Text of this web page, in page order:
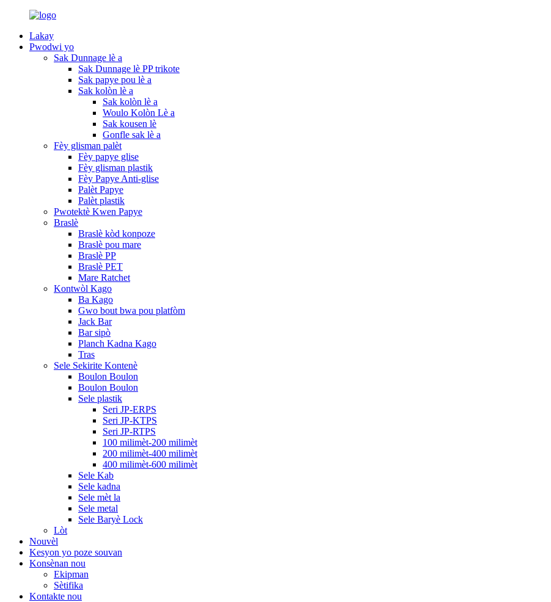
Lakay
Pwodwi yo
Sak Dunnage lè a
Sak Dunnage lè PP trikote
Sak papye pou lè a
Sak kolòn lè a
Sak kolòn lè a
Woulo Kolòn Lè a
Sak kousen lè
Gonfle sak lè a
Fèy glisman palèt
Fèy papye glise
Fèy glisman plastik
Fèy Papye Anti-glise
Palèt Papye
Palèt plastik
Pwotektè Kwen Papye
Braslè
Braslè kòd konpoze
Braslè pou mare
Braslè PP
Braslè PET
Mare Ratchet
Kontwòl Kago
Ba Kago
Gwo bout bwa pou platfòm
Jack Bar
Bar sipò
Planch Kadna Kago
Tras
Sele Sekirite Kontenè
Boulon Boulon
Boulon Boulon
Sele plastik
Seri JP-ERPS
Seri JP-KTPS
Seri JP-RTPS
100 milimèt-200 milimèt
200 milimèt-400 milimèt
400 milimèt-600 milimèt
Sele Kab
Sele kadna
Sele mèt la
Sele metal
Sele Baryè Lock
Lòt
Nouvèl
Kesyon yo poze souvan
Konsènan nou
Ekipman
Sètifika
Kontakte nou